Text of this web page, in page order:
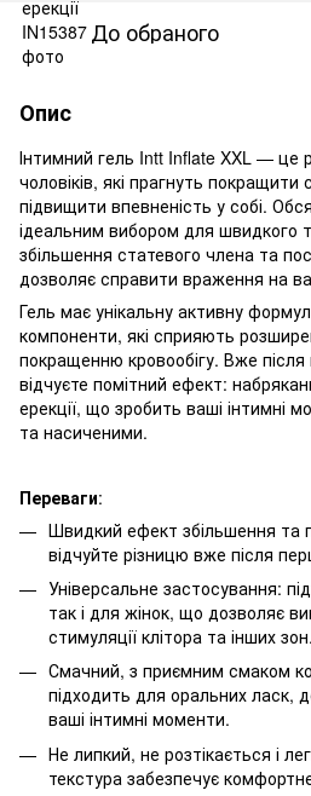
До обраного
Опис
Інтимний гель Intt Inflate XXL — це
чоловіків, які прагнуть
підвищити впевненість у собі.
ідеальним вибором для швидкого
збільшення статевого члена та
дозволяє справити враження на
Гель має унікальну активну
компоненти, які сприяють
покращенню кровообігу. Вже
відчуєте помітний ефект:
ерекції, що зробить ваші інтимні
та насиченими.
Переваги:
Швидкий ефект збільшення та
відчуйте різницю вже після
Універсальне застосування:
так і для жінок, що дозволяє
стимуляції клітора та інших зон.
Смачний, з приємним смаком
підходить для оральних ласк,
ваші інтимні моменти.
Не липкий, не розтікається і
текстура забезпечує